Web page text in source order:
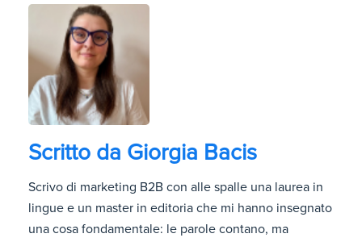
Scritto da Giorgia Bacis
Scrivo di marketing B2B con alle spalle una laurea in
lingue e un master in editoria che mi hanno insegnato
una cosa fondamentale: le parole contano, ma